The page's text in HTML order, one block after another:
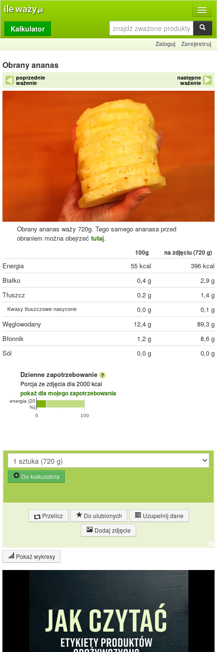
Produkty
Dziennik
Przelicznik
Porównywarka
Kalkulator
Zaloguj Zarejestruj
Obrany ananas
poprzednie
ważenie
następne
ważenie
Obrany ananas waży 720g. Tego samego ananasa przed
obraniem można obejrzeć tutaj.
100g na zdjęciu (720 g)
Energia 55 kcal
396 kcal
Białko
0,4 g
2,9 g
Tłuszcz
0,2 g 1,4 g
Kwasy tłuszczowe nasycone 0,0 g
0,1 g
Węglowodany
12,4 g
89,3 g
Błonnik
1,2 g
8,6 g
Sól
0,0 g 0,0 g
Dzienne zapotrzebowanie
Porcja ze zdjęcia dla 2000 kcal
pokaż dla mojego zapotrzebowania
0 100
energia (20
%)
Do kalkulatora
Przelicz Do ulubionych
Uzupełnij dane
Dodaj zdjęcie
Pokaż wykresy
Wykres składu produktu
Pozostałe (87%)